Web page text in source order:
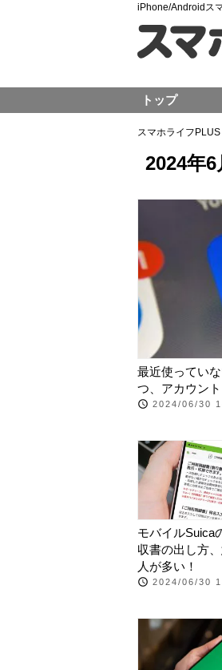
iPhone/Androidス
スマホライフPLUS
2024年
最近使ってい
つ、アカウン
2024/06/30
モバイルSuica
収書の出し方
人が多い！
2024/06/30
トップ